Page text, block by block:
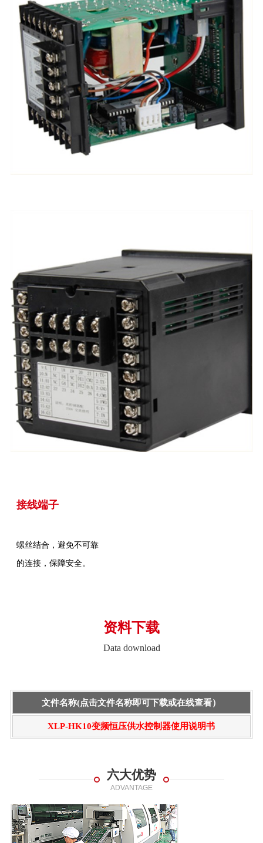
接线端子
螺丝结合，避免不可靠
的连接，保障安全。
资料下载
Data download
文件名称(点击文件名称即可下载或在线查看）
XLP-HK10变频恒压供水控制器使用说明书
六大优势
ADVANTAGE